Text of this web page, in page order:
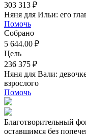
303 313 ₽
Няня для Ильи: его
Помочь
Собрано
5 644.00 ₽
Цель
236 375 ₽
Няня для Вали:
взрослого
Помочь
Благотворительный
оставшимся без